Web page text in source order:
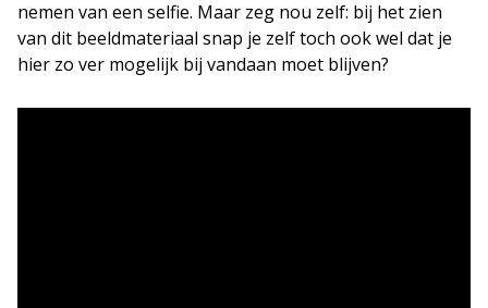
nemen van een selfie. Maar zeg nou zelf: bij het zien
van dit beeldmateriaal snap je zelf toch ook wel dat je
hier zo ver mogelijk bij vandaan moet blijven?